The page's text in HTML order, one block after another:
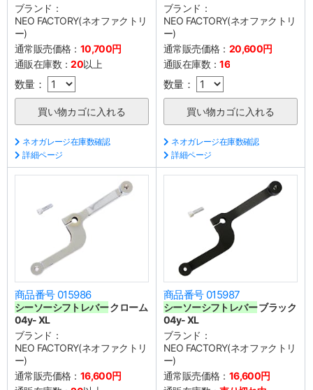
ブランド：
NEO FACTORY(ネオファクトリ
ー)
通常販売価格： 10,700円
通販在庫数：20以上
数量：
ネオガレージ在庫数確認
詳細ページ
ブランド：
NEO FACTORY(ネオファクトリ
ー)
通常販売価格： 20,600円
通販在庫数：16
数量：
ネオガレージ在庫数確認
詳細ページ
商品番号 015986
シーソーシフトレバークローム
04y- XL
ブランド：
NEO FACTORY(ネオファクトリ
ー)
通常販売価格： 16,600円
商品番号 015987
シーソーシフトレバーブラック
04y- XL
ブランド：
NEO FACTORY(ネオファクトリ
ー)
通常販売価格： 16,600円